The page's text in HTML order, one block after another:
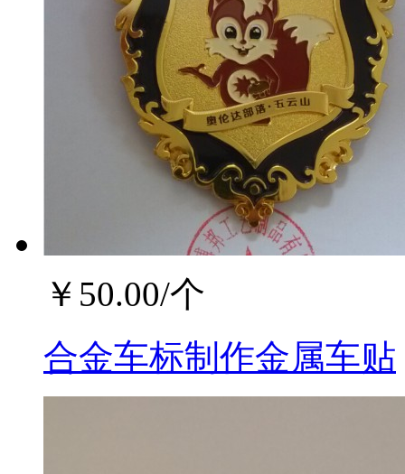
￥ 50.00/个
合金车标制作金属车贴